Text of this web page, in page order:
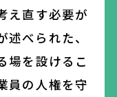
え直す必要が
べられた、
場を設けるこ
員の人権を守